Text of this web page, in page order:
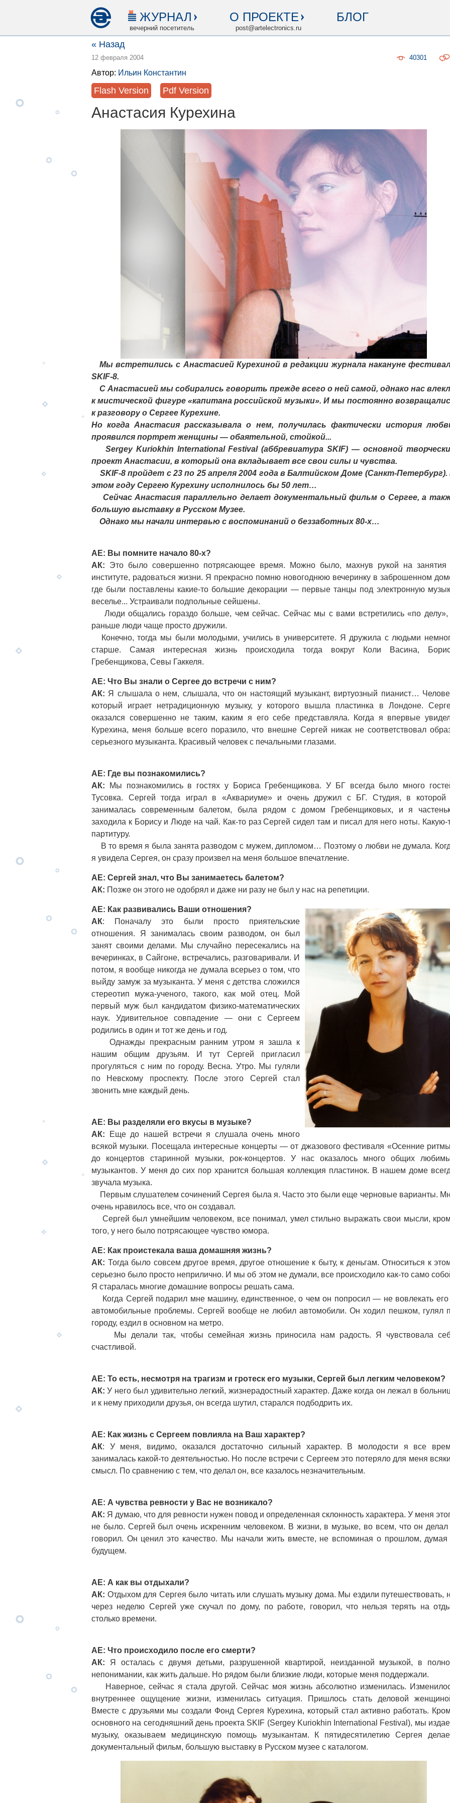
ЖУРНАЛ
вечерний посетитель
О ПРОЕКТЕ
post@artelectronics.ru
БЛОГ
« Назад
12 февраля 2004 40301
Автор: Ильин Константин
Flash Version Pdf Version
Анастасия Курехина
Мы встретились с Анастасией Курехиной в редакции журнала накануне
SKIF-8.
C Анастасией мы собирались говорить прежде всего о ней самой, однако нас
к мистической фигуре «капитана российской музыки». И мы постоянно
к разговору о Сергее Курехине.
Но когда Анастасия рассказывала о нем, получилась фактически история
проявился портрет женщины — обаятельной, стойкой...
Sergey Kuriokhin International Festival (аббревиатура SKIF) — основной
проект Анастасии, в который она вкладывает все свои силы и чувства.
SKIF-8 пройдет с 23 по 25 апреля 2004 года в Балтийском Доме (Санкт-Петербург).
этом году Сергею Курехину исполнилось бы 50 лет…
Сейчас Анастасия параллельно делает документальный фильм о Сергее, а
большую выставку в Русском Музее.
Однако мы начали интервью с воспоминаний о беззаботных 80-х…
АЕ: Вы помните начало 80-х?
АК: Это было совершенно потрясающее время. Можно было, махнув рукой на занятия
институте, радоваться жизни. Я прекрасно помню новогоднюю вечеринку в заброшенном
где были поставлены какие-то большие декорации — первые танцы под электронную
веселье... Устраивали подпольные сейшены.
Люди общались гораздо больше, чем сейчас. Сейчас мы с вами встретились «по делу»,
раньше люди чаще просто дружили.
Конечно, тогда мы были молодыми, учились в университете. Я дружила с людьми
старше. Самая интересная жизнь происходила тогда вокруг Коли Васина,
Гребенщикова, Севы Гаккеля.
АЕ: Что Вы знали о Сергее до встречи с ним?
АК: Я слышала о нем, слышала, что он настоящий музыкант, виртуозный пианист…
который играет нетрадиционную музыку, у которого вышла пластинка в Лондоне.
оказался совершенно не таким, каким я его себе представляла. Когда я впервые
Курехина, меня больше всего поразило, что внешне Сергей никак не соответствовал
серьезного музыканта. Красивый человек с печальными глазами.
АЕ: Где вы познакомились?
АК: Мы познакомились в гостях у Бориса Гребенщикова. У БГ всегда было много
Тусовка. Сергей тогда играл в «Аквариуме» и очень дружил с БГ. Студия, в которой
занималась современным балетом, была рядом с домом Гребенщиковых, и я
заходила к Борису и Люде на чай. Как-то раз Сергей сидел там и писал для него ноты. Какую-
партитуру.
В то время я была занята разводом с мужем, дипломом… Поэтому о любви не думала.
я увидела Сергея, он сразу произвел на меня большое впечатление.
АЕ: Сергей знал, что Вы занимаетесь балетом?
АК: Позже он этого не одобрял и даже ни разу не был у нас на репетиции.
АЕ: Как развивались Ваши отношения?
АК: Поначалу это были просто приятельские
отношения. Я занималась своим разводом, он был
занят своими делами. Мы случайно пересекались на
вечеринках, в Сайгоне, встречались, разговаривали. И
потом, я вообще никогда не думала всерьез о том, что
выйду замуж за музыканта. У меня с детства сложился
стереотип мужа-ученого, такого, как мой отец. Мой
первый муж был кандидатом физико-математических
наук. Удивительное совпадение — они с Сергеем
родились в один и тот же день и год.
Однажды прекрасным ранним утром я зашла к
нашим общим друзьям. И тут Сергей пригласил
прогуляться с ним по городу. Весна. Утро. Мы гуляли
по Невскому проспекту. После этого Сергей стал
звонить мне каждый день.
АЕ: Вы разделяли его вкусы в музыке?
АК: Еще до нашей встречи я слушала очень много
всякой музыки. Посещала интересные концерты — от джазового фестиваля «Осенние
до концертов старинной музыки, рок-концертов. У нас оказалось много общих
музыкантов. У меня до сих пор хранится большая коллекция пластинок. В нашем доме
звучала музыка.
Первым слушателем сочинений Сергея была я. Часто это были еще черновые варианты.
очень нравилось все, что он создавал.
Сергей был умнейшим человеком, все понимал, умел стильно выражать свои мысли,
того, у него было потрясающее чувство юмора.
АЕ: Как проистекала ваша домашняя жизнь?
АК: Тогда было совсем другое время, другое отношение к быту, к деньгам. Относиться к
серьезно было просто неприлично. И мы об этом не думали, все происходило как-то само
Я старалась многие домашние вопросы решать сама.
Когда Сергей подарил мне машину, единственное, о чем он попросил — не вовлекать его
автомобильные проблемы. Сергей вообще не любил автомобили. Он ходил пешком, гулял
городу, ездил в основном на метро.
Мы делали так, чтобы семейная жизнь приносила нам радость. Я чувствовала
счастливой.
АЕ: То есть, несмотря на трагизм и гротеск его музыки, Сергей был легким человеком?
АК: У него был удивительно легкий, жизнерадостный характер. Даже когда он лежал в
и к нему приходили друзья, он всегда шутил, старался подбодрить их.
АЕ: Как жизнь с Сергеем повлияла на Ваш характер?
АК: У меня, видимо, оказался достаточно сильный характер. В молодости я все
занималась какой-то деятельностью. Но после встречи с Сергеем это потеряло для меня
смысл. По сравнению с тем, что делал он, все казалось незначительным.
АЕ: А чувства ревности у Вас не возникало?
АК: Я думаю, что для ревности нужен повод и определенная склонность характера. У меня
не было. Сергей был очень искренним человеком. В жизни, в музыке, во всем, что он делал
говорил. Он ценил это качество. Мы начали жить вместе, не вспоминая о прошлом, думая
будущем.
АЕ: А как вы отдыхали?
АК: Отдыхом для Сергея было читать или слушать музыку дома. Мы ездили путешествовать,
через неделю Сергей уже скучал по дому, по работе, говорил, что нельзя терять на
столько времени.
АЕ: Что происходило после его смерти?
АК: Я осталась с двумя детьми, разрушенной квартирой, неизданной музыкой, в
непонимании, как жить дальше. Но рядом были близкие люди, которые меня поддержали.
Наверное, сейчас я стала другой. Сейчас моя жизнь абсолютно изменилась.
внутреннее ощущение жизни, изменилась ситуация. Пришлось стать деловой
Вместе с друзьями мы создали Фонд Сергея Курехина, который стал активно работать.
основного на сегодняшний день проекта SKIF (Sergey Kuriokhin International Festival), мы
музыку, оказываем медицинскую помощь музыкантам. К пятидесятилетию Сергея
документальный фильм, большую выставку в Русском музее с каталогом.